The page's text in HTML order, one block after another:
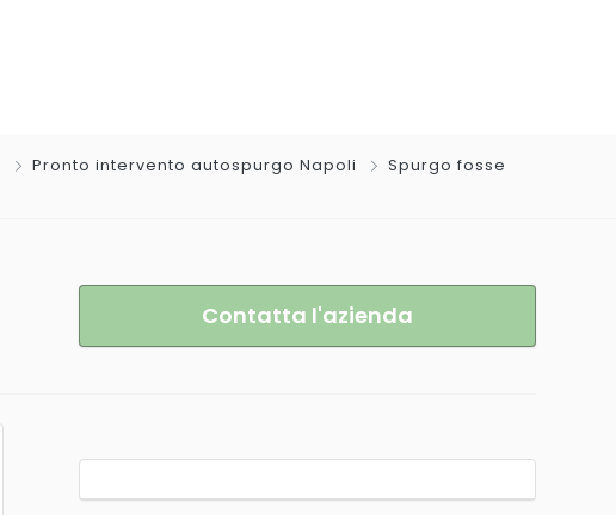
Pronto intervento autospurgo Napoli
Spurgo fosse
Contatta l'azienda